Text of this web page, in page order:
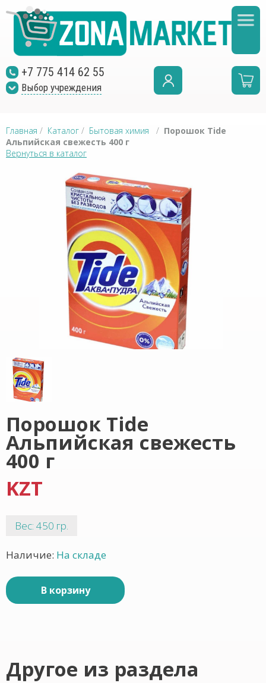
+7 775 414 62 55
Выбор учреждения
Главная / Каталог / Бытовая химия / Порошок Tide
Альпийская свежесть 400 г
Вернуться в каталог
Порошок Tide
Альпийская свежесть
400 г
KZT
Вес: 450 гр.
Наличие: На складе
В корзину
Другое из раздела